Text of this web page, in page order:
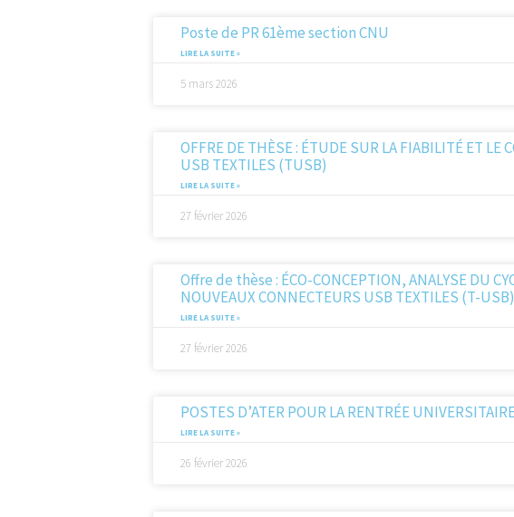
Poste de PR 61ème section CNU
LIRE LA SUITE »
5 mars 2026
OFFRE DE THÈSE : ÉTUDE SUR LA FIABILITÉ ET LE
USB TEXTILES (TUSB)
LIRE LA SUITE »
27 février 2026
Offre de thèse : ÉCO-CONCEPTION, ANALYSE DU
NOUVEAUX CONNECTEURS USB TEXTILES (T-USB)
LIRE LA SUITE »
27 février 2026
POSTES D’ATER POUR LA RENTRÉE
LIRE LA SUITE »
26 février 2026